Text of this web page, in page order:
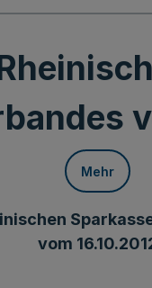
Mehr
vom